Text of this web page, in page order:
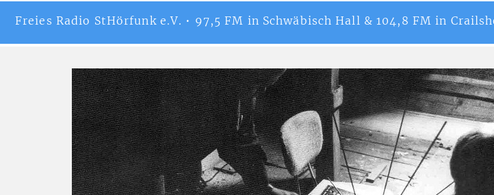
Freies Radio StHörfunke.V. • 97,5 FM in Schwäbisch Hall & 104,8 FM in